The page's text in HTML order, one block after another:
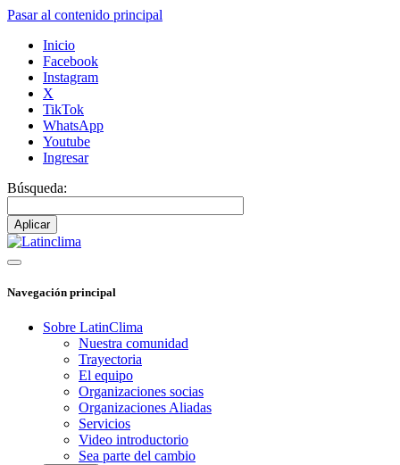
Pasar al contenido principal
Inicio
Facebook
Instagram
X
TikTok
WhatsApp
Youtube
Ingresar
Búsqueda:
Navegación principal
Sobre LatinClima
Nuestra comunidad
Trayectoria
El equipo
Organizaciones socias
Organizaciones Aliadas
Servicios
Video introductorio
Sea parte del cambio